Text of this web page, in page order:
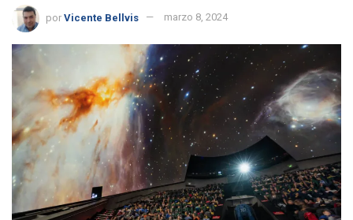
por Vicente Bellvis marzo 8, 2024